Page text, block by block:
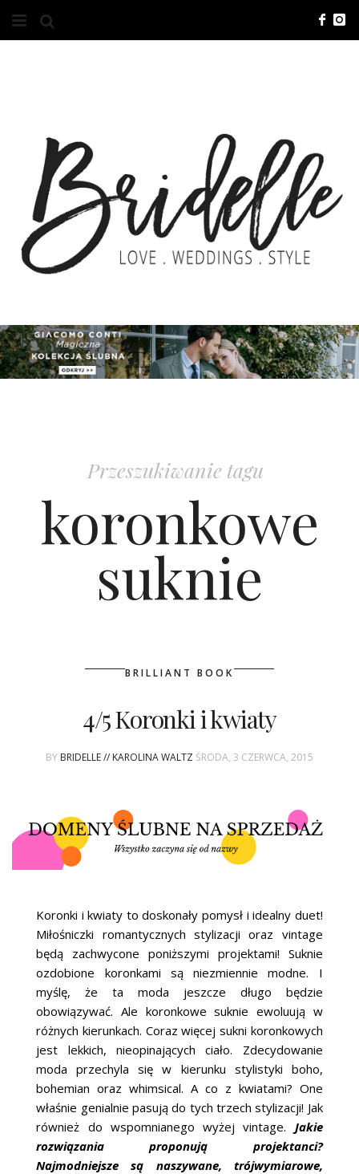
O NAS
KONTAKT
REKLAMA
ADVERTISING
ZGŁOSZENIA
KSIĄŻKI BRIDELLE
MAGAZYNY
Przeszukiwanie tagu
koronkowe
suknie
BRILLIANT BOOK
4/5 Koronki i kwiaty
BY BRIDELLE // KAROLINA WALTZ ŚRODA, 3 CZERWCA, 2015
Koronki i kwiaty to doskonały pomysł i idealny duet!
Miłośniczki romantycznych stylizacji oraz vintage
będą zachwycone poniższymi projektami! Suknie
ozdobione koronkami są niezmiennie modne. I
myślę, że ta moda jeszcze długo będzie
obowiązywać. Ale koronkowe suknie ewoluują w
różnych kierunkach. Coraz więcej sukni koronkowych
jest lekkich, nieopinających ciało. Zdecydowanie
moda przechyla się w kierunku stylistyki boho,
bohemian oraz whimsical. A co z kwiatami? One
właśnie genialnie pasują do tych trzech stylizacji! Jak
również do wspomnianego wyżej vintage. Jakie
rozwiązania proponują projektanci?
Najmodniejsze są naszywane, trójwymiarowe,